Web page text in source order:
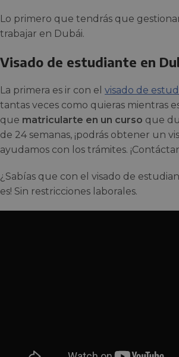
Lo primero que tendrás que
trabajar en Dubái.
Visado de estudiante en
La primera es ir con el visado de
tantas veces como quieras mientras
que matricularte en un curso que
de 24 semanas, ¡podrás obtener un
ayudamos con los trámites.
¿Sabías que con el visado de
es! Sin restricciones laborales.